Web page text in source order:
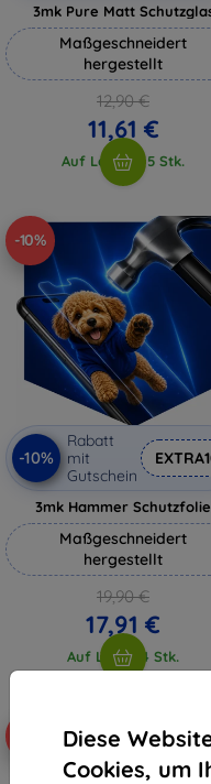
Diese
Cookies, um
3mk Pure Matt
Maßgeschneidert
hergestellt
12,90 €
11,61 €
Auf Lager > 5 Stk.
-10%
-10%
Rabatt
mit
Gutschein
3mk Hammer Schutzfolie
Maßgeschneidert
hergestellt
19,90 €
17,91 €
Auf Lager 4 Stk.